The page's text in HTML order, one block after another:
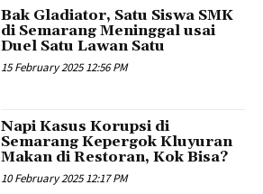
Bak Gladiator, Satu Siswa SMK
di Semarang Meninggal usai
Duel Satu Lawan Satu
15 February 2025 12:56 PM
Napi Kasus Korupsi di
Semarang Kepergok Kluyuran
Makan di Restoran, Kok Bisa?
10 February 2025 12:17 PM